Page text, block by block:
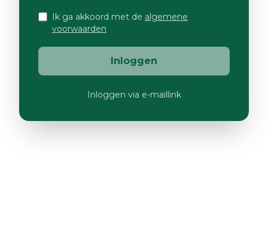
Ik ga akkoord met de algemene
voorwaarden
Inloggen
Inloggen via e-maillink